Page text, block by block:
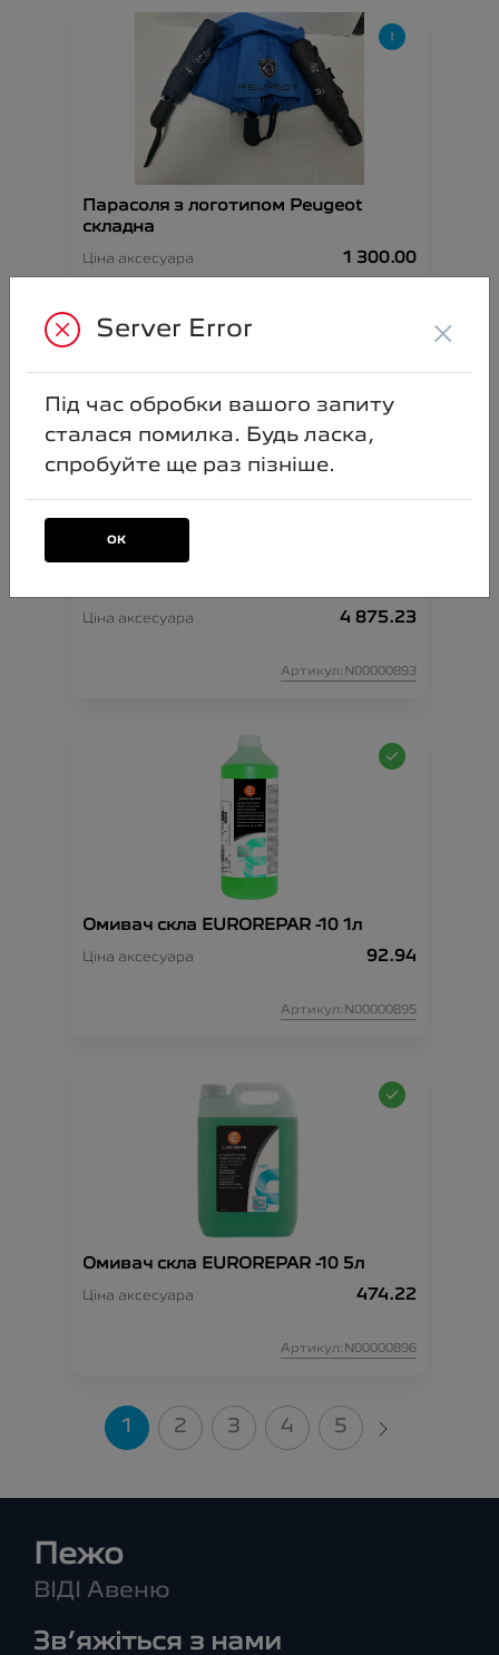
Парасоля з логотипом Peugeot
складна
Ціна аксесуара 1 300.00
Комплект ланцюгів проти ковзання
Ціна аксесуара 4 875.23
Артикул:N00000893
Омивач скла EUROREPAR -10 1л
Ціна аксесуара 92.94
Артикул:N00000895
Омивач скла EUROREPAR -10 5л
Ціна аксесуара 474.22
Артикул:N00000896
1 2 3 4 5
Пежо
ВІДІ Авеню
Зв’яжіться з нами
Server Error ×
Під час обробки вашого запиту
сталася помилка. Будь ласка,
спробуйте ще раз пізніше.
ОК